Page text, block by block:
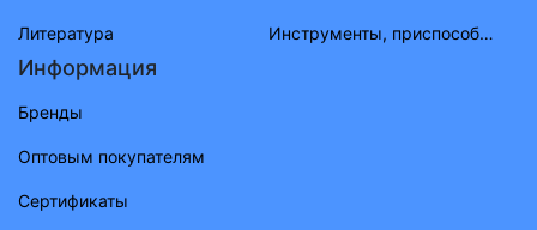
Литература Инструменты, приспособления, приборы
Информация
Бренды
Оптовым покупателям
Сертификаты